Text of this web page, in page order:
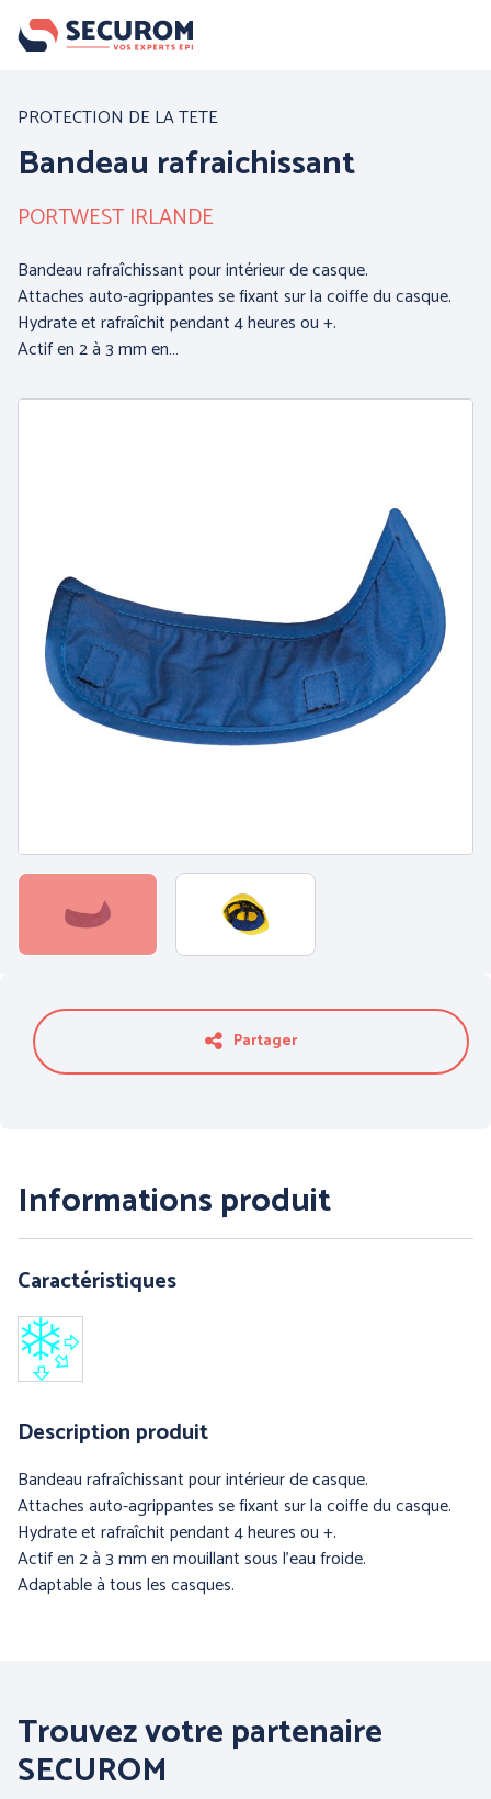
Aller
Nos produits
Par famille :
PROTECTION DU CORPS
- WORKWEAR
PROTECTION DU CORPS
- TECHNIQUE -
- THERMIQUE et
INTEMPÉRIES
TRAVAIL
PRÉVENTION et
PROTECTION DE LA TETE
Bandeau rafraichissant
PORTWEST IRLANDE
Bandeau rafraîchissant pour intérieur de casque.
Attaches auto-agrippantes se fixant sur la coiffe du casque.
Hydrate et rafraîchit pendant 4 heures ou +.
Actif en 2 à 3 mm en…
Partager
Informations produit
Caractéristiques
Description produit
Bandeau rafraîchissant pour intérieur de casque.
Attaches auto-agrippantes se fixant sur la coiffe du casque.
Hydrate et rafraîchit pendant 4 heures ou +.
Actif en 2 à 3 mm en mouillant sous l'eau froide.
Adaptable à tous les casques.
Trouvez votre partenaire
SECUROM